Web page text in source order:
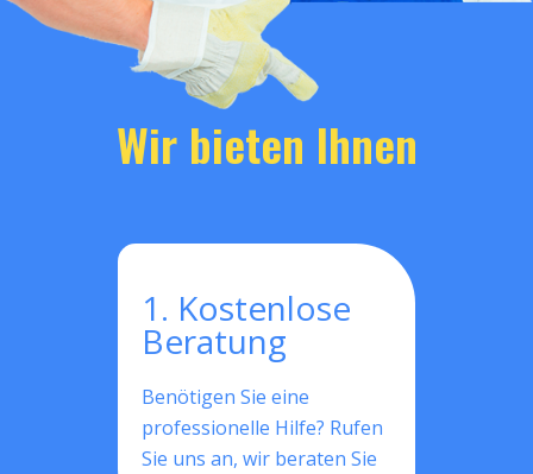
Wir bieten Ihnen
1. Kostenlose
Beratung
Benötigen Sie eine
professionelle Hilfe? Rufen
Sie uns an, wir beraten Sie